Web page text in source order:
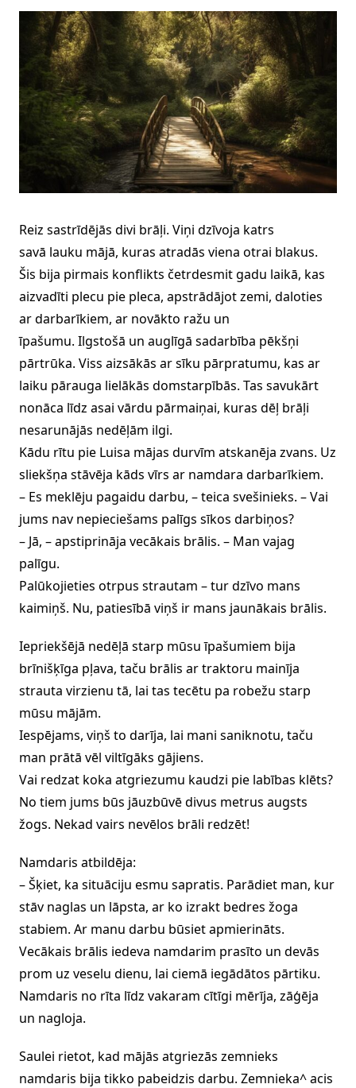
Reiz sastrīdējās divi brāļi. Viņi dzīvoja katrs
savā lauku mājā, kuras atradās viena otrai blakus.
Šis bija pirmais konflikts četrdesmit gadu laikā, kas
aizvadīti plecu pie pleca, apstrādājot zemi, daloties
ar darbarīkiem, ar novākto ražu un
īpašumu. Ilgstošā un auglīgā sadarbība pēkšņi
pārtrūka. Viss aizsākās ar sīku pārpratumu, kas ar
laiku pārauga lielākās domstarpībās. Tas savukārt
nonāca līdz asai vārdu pārmaiņai, kuras dēļ brāļi
nesarunājās nedēļām ilgi.
Kādu rītu pie Luisa mājas durvīm atskanēja zvans. Uz
sliekšņa stāvēja kāds vīrs ar namdara darbarīkiem.
– Es meklēju pagaidu darbu, – teica svešinieks. – Vai
jums nav nepieciešams palīgs sīkos darbiņos?
– Jā, – apstiprināja vecākais brālis. – Man vajag
palīgu.
Palūkojieties otrpus strautam – tur dzīvo mans
kaimiņš. Nu, patiesībā viņš ir mans jaunākais brālis.
Iepriekšējā nedēļā starp mūsu īpašumiem bija
brīnišķīga pļava, taču brālis ar traktoru mainīja
strauta virzienu tā, lai tas tecētu pa robežu starp
mūsu mājām.
Iespējams, viņš to darīja, lai mani saniknotu, taču
man prātā vēl viltīgāks gājiens.
Vai redzat koka atgriezumu kaudzi pie labības klēts?
No tiem jums būs jāuzbūvē divus metrus augsts
žogs. Nekad vairs nevēlos brāli redzēt!
Namdaris atbildēja:
– Šķiet, ka situāciju esmu sapratis. Parādiet man, kur
stāv naglas un lāpsta, ar ko izrakt bedres žoga
stabiem. Ar manu darbu būsiet apmierināts.
Vecākais brālis iedeva namdarim prasīto un devās
prom uz veselu dienu, lai ciemā iegādātos pārtiku.
Namdaris no rīta līdz vakaram cītīgi mērīja, zāģēja
un nagloja.
Saulei rietot, kad mājās atgriezās zemnieks
namdaris bija tikko pabeidzis darbu. Zemnieka^ acis